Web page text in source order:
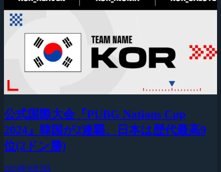
公式国際大会『PUBG Nations Cup
2024』韓国が2連覇、日本は歴代最高9
位(2ドン勝)
2024年9月9日